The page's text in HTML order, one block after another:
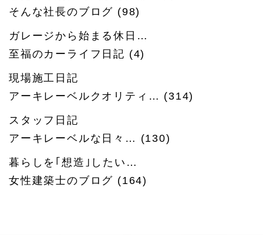
そんな社長のブログ (98)
ガレージから始まる休日…
至福のカーライフ日記 (4)
現場施工日記
アーキレーベルクオリティ… (314)
スタッフ日記
アーキレーベルな日々… (130)
暮らしを｢想造｣したい…
女性建築士のブログ (164)